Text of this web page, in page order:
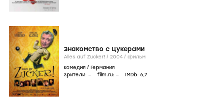
Знакомство с Цукерами
Alles auf Zucker! / 2004 / фильм
комедия / Германия
зрители: – film.ru: – IMDb: 6,7